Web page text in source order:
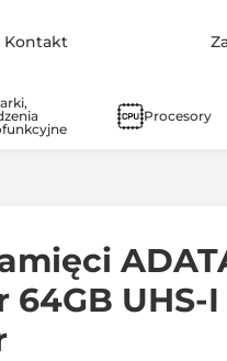
Kontakt
Procesory
UHS-I